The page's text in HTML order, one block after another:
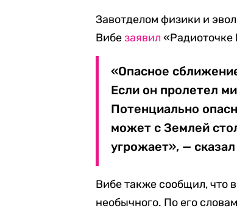
Завотделом физики и
Вибезаявил «Радиоточке
«Опасное
Если он пролетел
Потенциально
может с Землей
угрожает», —
Вибе также сообщил, что
необычного. По его